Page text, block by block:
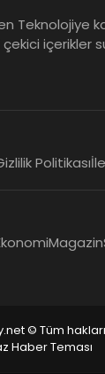
Teknolojiye
içerikler
Politikası
Magazin
© Tüm hakları
Haber Teması